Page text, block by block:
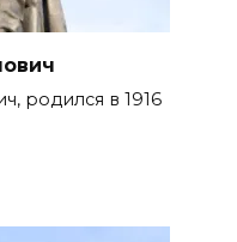
родился в 1916